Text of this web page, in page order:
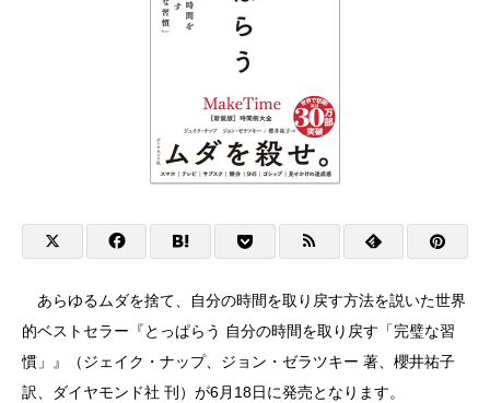
あらゆるムダを捨て、自分の時間を取り戻す方法を説いた世界
的ベストセラー『とっぱらう 自分の時間を取り戻す「完璧な習
慣」』（ジェイク・ナップ、ジョン・ゼラツキー 著、櫻井祐子
訳、ダイヤモンド社 刊）が6月18日に発売となります。